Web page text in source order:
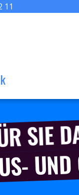
11
SIE